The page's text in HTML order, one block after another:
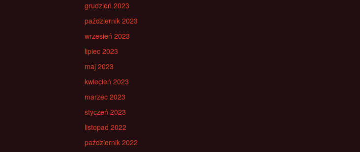
grudzień 2023
październik 2023
wrzesień 2023
lipiec 2023
maj 2023
kwiecień 2023
marzec 2023
styczeń 2023
listopad 2022
październik 2022